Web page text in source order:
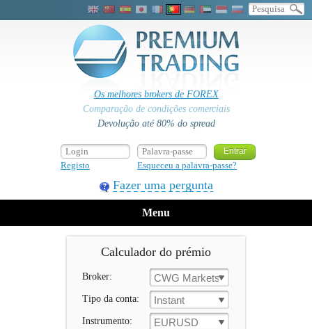
Os melhores brokers de FOREX
Comparação de condições comerciais
Devolução até 80% do spread
Registo Esqueceu a palavra-passe?
Fazer uma pergunta
Menu
Calculador do prémio
Broker: CWG Markets
Tipo da conta: Instant
Instrumento: EURUSD